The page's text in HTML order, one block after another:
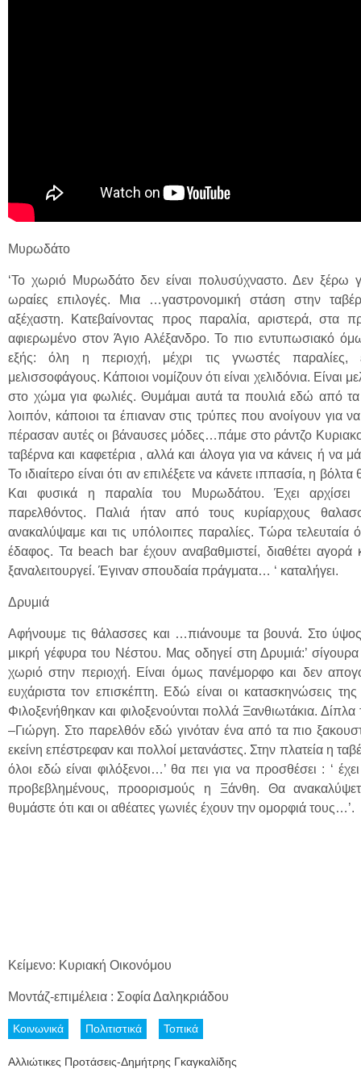
Μυρωδάτο
‘Το χωριό Μυρωδάτο δεν είναι πολυσύχναστο. Δεν ξέρω
ωραίες επιλογές. Μια …γαστρονομική στάση στην
αξέχαστη. Κατεβαίνοντας προς παραλία, αριστερά, στα
αφιερωμένο στον Άγιο Αλέξανδρο. Το πιο εντυπωσιακό
εξής: όλη η περιοχή, μέχρι τις γνωστές παραλίες,
μελισσοφάγους. Κάποιοι νομίζουν ότι είναι χελιδόνια. Είναι
στο χώμα για φωλιές. Θυμάμαι αυτά τα πουλιά εδώ από τα
λοιπόν, κάποιοι τα έπιαναν στις τρύπες που ανοίγουν
πέρασαν αυτές οι βάναυσες μόδες…πάμε στο ράντζο
ταβέρνα και καφετέρια , αλλά και άλογα για να κάνεις ή να
Το ιδιαίτερο είναι ότι αν επιλέξετε να κάνετε ιππασία, η
Και φυσικά η παραλία του Μυρωδάτου. Έχει αρχίσει
παρελθόντος. Παλιά ήταν από τους κυρίαρχους
ανακαλύψαμε και τις υπόλοιπες παραλίες. Τώρα τελευταία
έδαφος. Τα beach bar έχουν αναβαθμιστεί, διαθέτει αγορά
ξαναλειτουργεί. Έγιναν σπουδαία πράγματα… ‘ καταλήγει.
Δρυμιά
Αφήνουμε τις θάλασσες και …πιάνουμε τα βουνά. Στο
μικρή γέφυρα του Νέστου. Μας οδηγεί στη Δρυμιά:’ σίγουρα
χωριό στην περιοχή. Είναι όμως πανέμορφο και δεν
ευχάριστα τον επισκέπτη. Εδώ είναι οι κατασκηνώσεις
Φιλοξενήθηκαν και φιλοξενούνται πολλά Ξανθιωτάκια. Δίπλα
–Γιώργη. Στο παρελθόν εδώ γινόταν ένα από τα πιο
εκείνη επέστρεφαν και πολλοί μετανάστες. Στην πλατεία η
όλοι εδώ είναι φιλόξενοι…’ θα πει για να προσθέσει : ‘
προβεβλημένους, προορισμούς η Ξάνθη. Θα
θυμάστε ότι και οι αθέατες γωνιές έχουν την ομορφιά τους…’.
Κείμενο: Κυριακή Οικονόμου
Μοντάζ-επιμέλεια : Σοφία Δαληκριάδου
Κοινωνικά Πολιτιστικά Τοπικά
Αλλιώτικες Προτάσεις-Δημήτρης Γκαγκαλίδης